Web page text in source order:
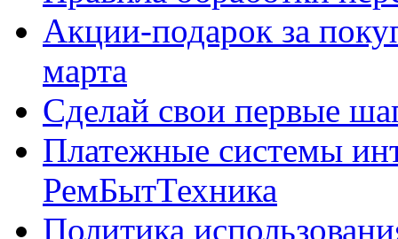
Акции-подарок за
марта
Сделай свои первые
Платежные системы
РемБытТехника
Политика